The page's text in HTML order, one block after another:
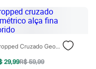
Cropped Cruzado Geométrico Alça Fina Colorido
29,99R$ 59,99